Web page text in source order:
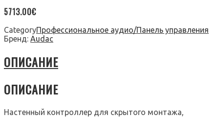
5713.00€
CategoryПрофессиональное аудио/Панель управления
Бренд: Audac
ОПИСАНИЕ
ОПИСАНИЕ
Настенный контроллер для скрытого монтажа,